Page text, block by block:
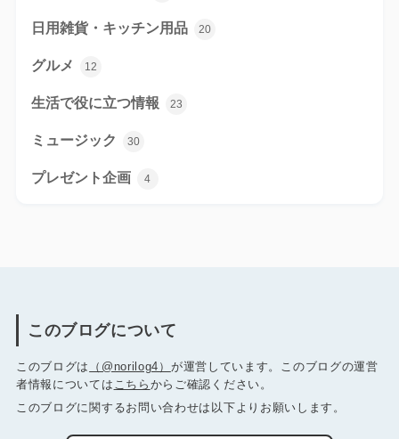
日用雑貨・キッチン用品 20
グルメ 12
生活で役に立つ情報 23
ミュージック 30
プレゼント企画 4
このブログについて
このブログは （@norilog4） が運営しています。このブログの運営
者情報については こちら からご確認ください。
このブログに関するお問い合わせは以下よりお願いします。